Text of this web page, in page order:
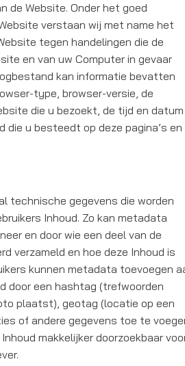
de Website. Onder het goed
verstaan wij met name het
tegen handelingen die de
en van uw Computer in gevaar
kan informatie bevatten
type, browser-versie, de
die u bezoekt, de tijd en datum
die u besteedt op deze pagina’s en
technische gegevens die worden
Inhoud. Zo kan metadata
en door wie een deel van de
verzameld en hoe deze Inhoud is
kunnen metadata toevoegen
door een hashtag (trefwoorden
plaatst), geotag (locatie op een
of andere gegevens toe te
makkelijker doorzoekbaar